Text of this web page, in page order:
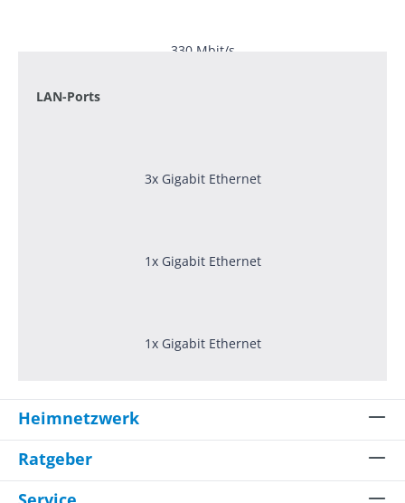
330 Mbit/s
LAN-Ports
3x Gigabit Ethernet
1x Gigabit Ethernet
1x Gigabit Ethernet
Heimnetzwerk
Ratgeber